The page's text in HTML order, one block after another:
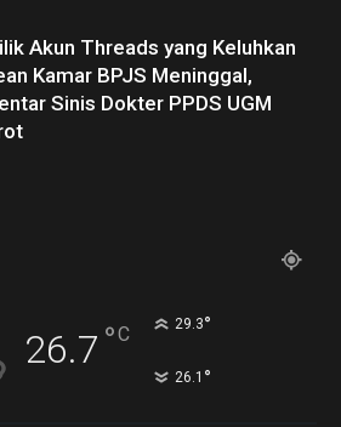
Akun Threads yang Keluhkan
Kamar BPJS Meninggal,
Sinis Dokter PPDS UGM
26.7 °C 29.3°
26.1 °